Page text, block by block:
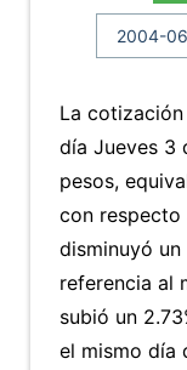
La
día Jueves 3
pesos,
con respecto
disminuyó un
referencia al
subió un
el mismo día